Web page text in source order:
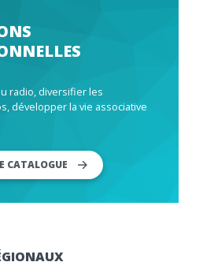
radio, diversifier les
développer la vie associative
CATALOGUE